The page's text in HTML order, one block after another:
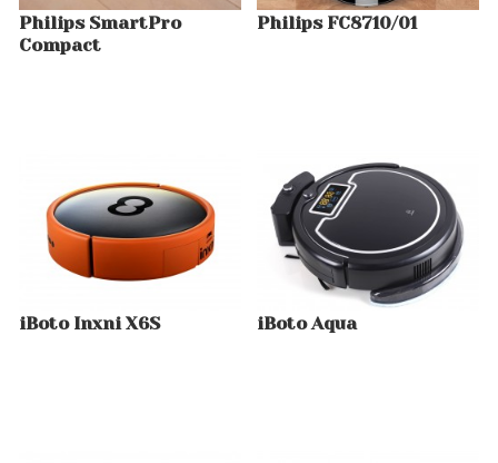
Philips SmartPro
Compact
Philips FC8710/01
iBoto Inxni X6S iBoto Aqua